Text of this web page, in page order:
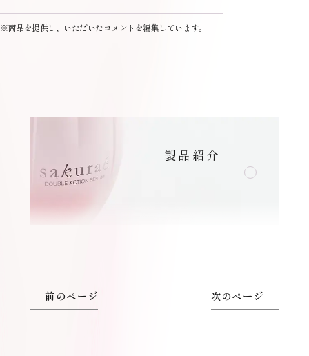
※商品を提供し、いただいたコメントを編集しています。
製品紹介
前のページ 次のページ